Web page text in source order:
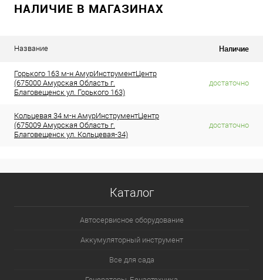
НАЛИЧИЕ В МАГАЗИНАХ
Название Наличие
Горького 163 м-н АмурИнструментЦентр
(675000 Амурская Область г.
Благовещенск ул. Горького 163)
достаточно
Кольцевая 34 м-н АмурИнструментЦентр
(675009 Амурская Область г.
Благовещенск ул. Кольцевая-34)
достаточно
Каталог
Автосервисное оборудование
Аккумуляторный инструмент
Все для сада